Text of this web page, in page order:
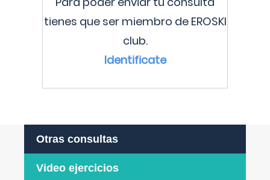
tienes que ser miembro de EROSKI
club.
Identificate
Otras consultas
Video ejercicios